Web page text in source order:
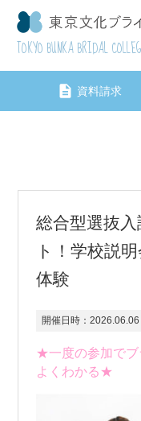
TOKYO BUNKA BRIDAL
資料請求
総合型選抜
ト！学校説
体験
開催日時： 2026.06.06
★一度の参加でブ
よくわかる★